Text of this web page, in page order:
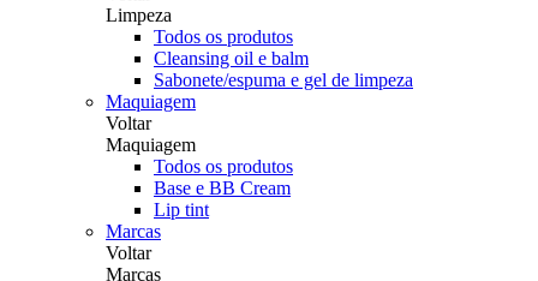
Limpeza
Todos os produtos
Cleansing oil e balm
Sabonete/espuma e gel de limpeza
Maquiagem
Voltar
Maquiagem
Todos os produtos
Base e BB Cream
Lip tint
Marcas
Voltar
Marcas